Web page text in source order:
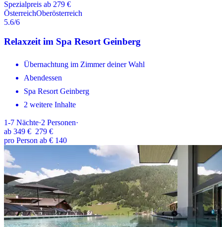
Spezialpreis ab 279 €
ÖsterreichOberösterreich
5.6/6
Relaxzeit im Spa Resort Geinberg
Übernachtung im Zimmer deiner Wahl
Abendessen
Spa Resort Geinberg
2 weitere Inhalte
1-7 Nächte·2 Personen·
ab 349 € 279 €
pro Person ab € 140